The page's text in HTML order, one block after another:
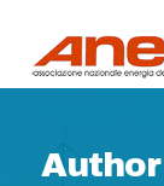
Author
HOME